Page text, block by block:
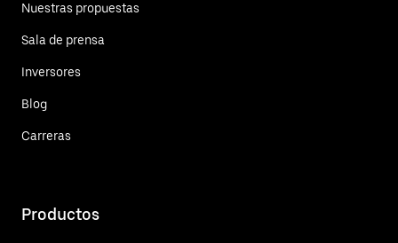
Nuestras propuestas
Sala de prensa
Inversores
Blog
Carreras
Productos